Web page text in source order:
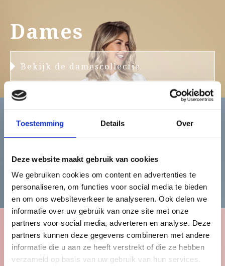
Toestemming Details Over
Deze website maakt gebruik van cookies
We gebruiken cookies om content en advertenties te
personaliseren, om functies voor social media te bieden
en om ons websiteverkeer te analyseren. Ook delen we
informatie over uw gebruik van onze site met onze
partners voor social media, adverteren en analyse. Deze
partners kunnen deze gegevens combineren met andere
informatie die u aan ze heeft verstrekt of die ze hebben
verzameld op basis van uw gebruik van hun services.
Dames
Bekijk de damescollectie
Heren
Bekijk de herencollectie
Kinderen